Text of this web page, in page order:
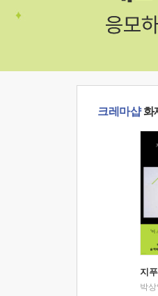
크레마샵화
지
박상